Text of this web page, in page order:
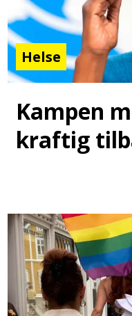
Helse
Kampen
kraftig